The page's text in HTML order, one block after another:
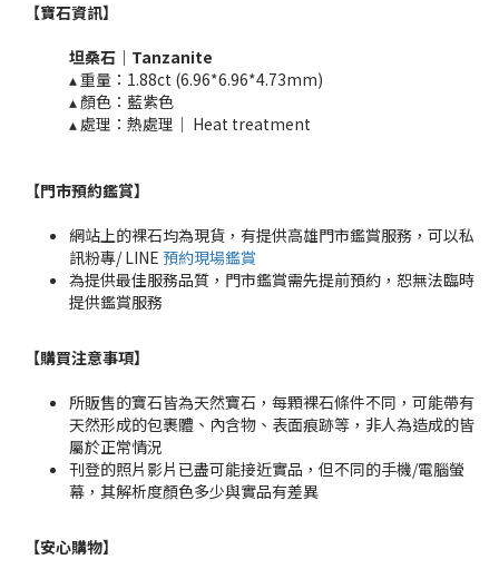
【寶石資訊】
坦桑石｜ ​Tanzanite
▴ 重量： 1.88ct (6.96*6.96*4.73mm)
▴ 顏色：藍紫色
▴ 處理：熱處理｜ Heat treatment​​
【門市預約鑑賞】
網站上的裸石均為現貨，有提供高雄門市鑑賞服務，可以私
訊粉專/ LINE 預約現場鑑賞
為提供最佳服務品質，門市鑑賞需先提前預約，恕無法臨時
提供鑑賞服務
【購買注意事項】
所販售的寶石皆為天然寶石，每顆裸石條件不同，可能帶有
天然形成的包裹體、內含物、表面痕跡等，非人為造成的皆
屬於正常情況
刊登的照片影片已盡可能接近實品，但不同的手機/電腦螢
幕，其解析度顏色多少與實品有差異
【安心購物】